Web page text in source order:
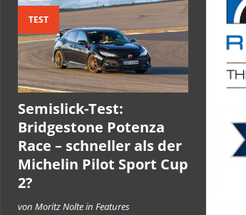
TEST
Semislick-Test:
Bridgestone Potenza
Race – schneller als der
Michelin Pilot Sport Cup
2?
von Moritz Nolte in Features